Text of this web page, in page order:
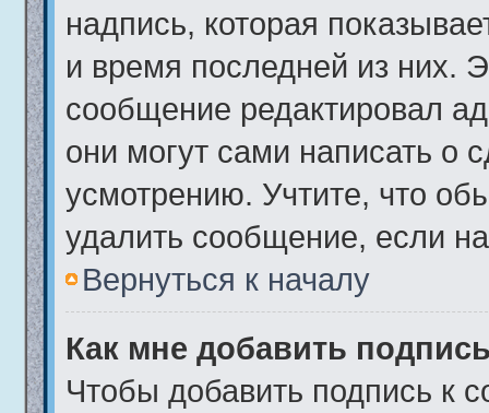
надпись, которая
и время последней из них.
сообщение редактировал
они могут сами написать о
усмотрению. Учтите, что
удалить сообщение, если
Вернуться к началу
Как мне добавить
Чтобы добавить подпись к